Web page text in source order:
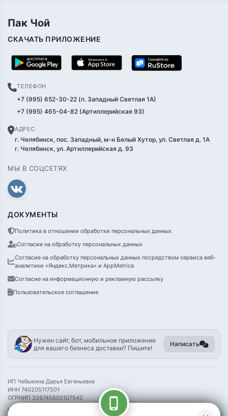
Пак Чой
СКАЧАТЬ ПРИЛОЖЕНИЕ
ТЕЛЕФОН
+7 (995) 652-30-22 (п. Западный Светлая 1А)
+7 (995) 465-04-82 (Артиллерийская 93)
АДРЕС
г. Челябинск, пос. Западный, м-н Белый Хутор, ул. Светлая д. 1А
г. Челябинск, ул. Артиллерийская д. 93
МЫ В СОЦСЕТЯХ
ДОКУМЕНТЫ
Политика в отношении обработки персональных данных
Согласие на обработку персональных данных
Согласие на обработку персональных данных посредством сервиса веб-
аналитики «Яндекс.Метрика» и AppMetrica
Согласие на информационную и рекламную рассылку
Пользовательское соглашение
Нужен сайт, бот, мобильное приложение
для вашего бизнеса доставки? Пишите!
Написать
ИП Чебыкина Дарья Евгеньевна
ИНН 740205117501
ОГРНИП 326745600107542
Информация на сайте носит справочный характер и не является публичной
phone_iphone